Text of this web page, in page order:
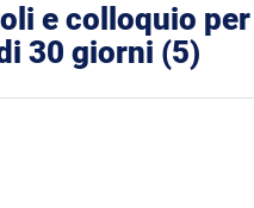
e colloquio
30 giorni (5)